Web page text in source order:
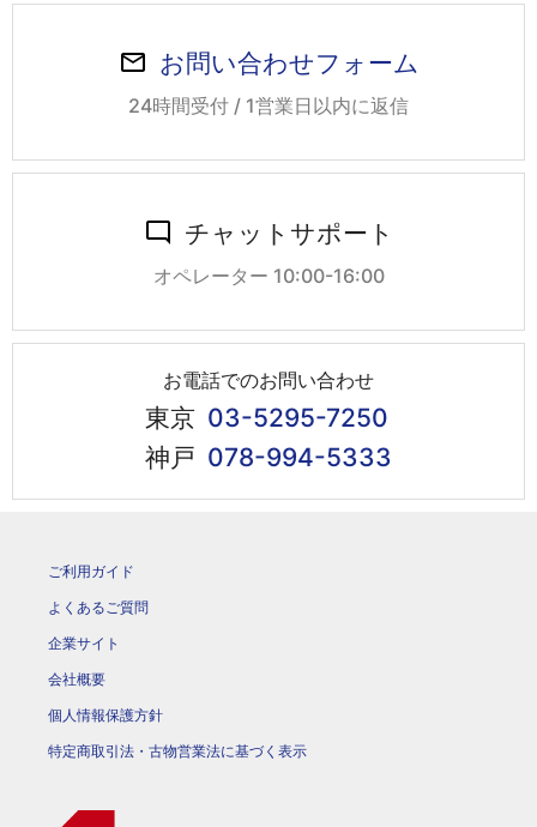
お問い合わせフォーム
24時間受付 / 1営業日以内に返信
チャットサポート
オペレーター 10:00-16:00
お電話でのお問い合わせ
東京 03-5295-7250
神戸 078-994-5333
ご利用ガイド
よくあるご質問
企業サイト
会社概要
個人情報保護方針
特定商取引法・古物営業法に基づく表示